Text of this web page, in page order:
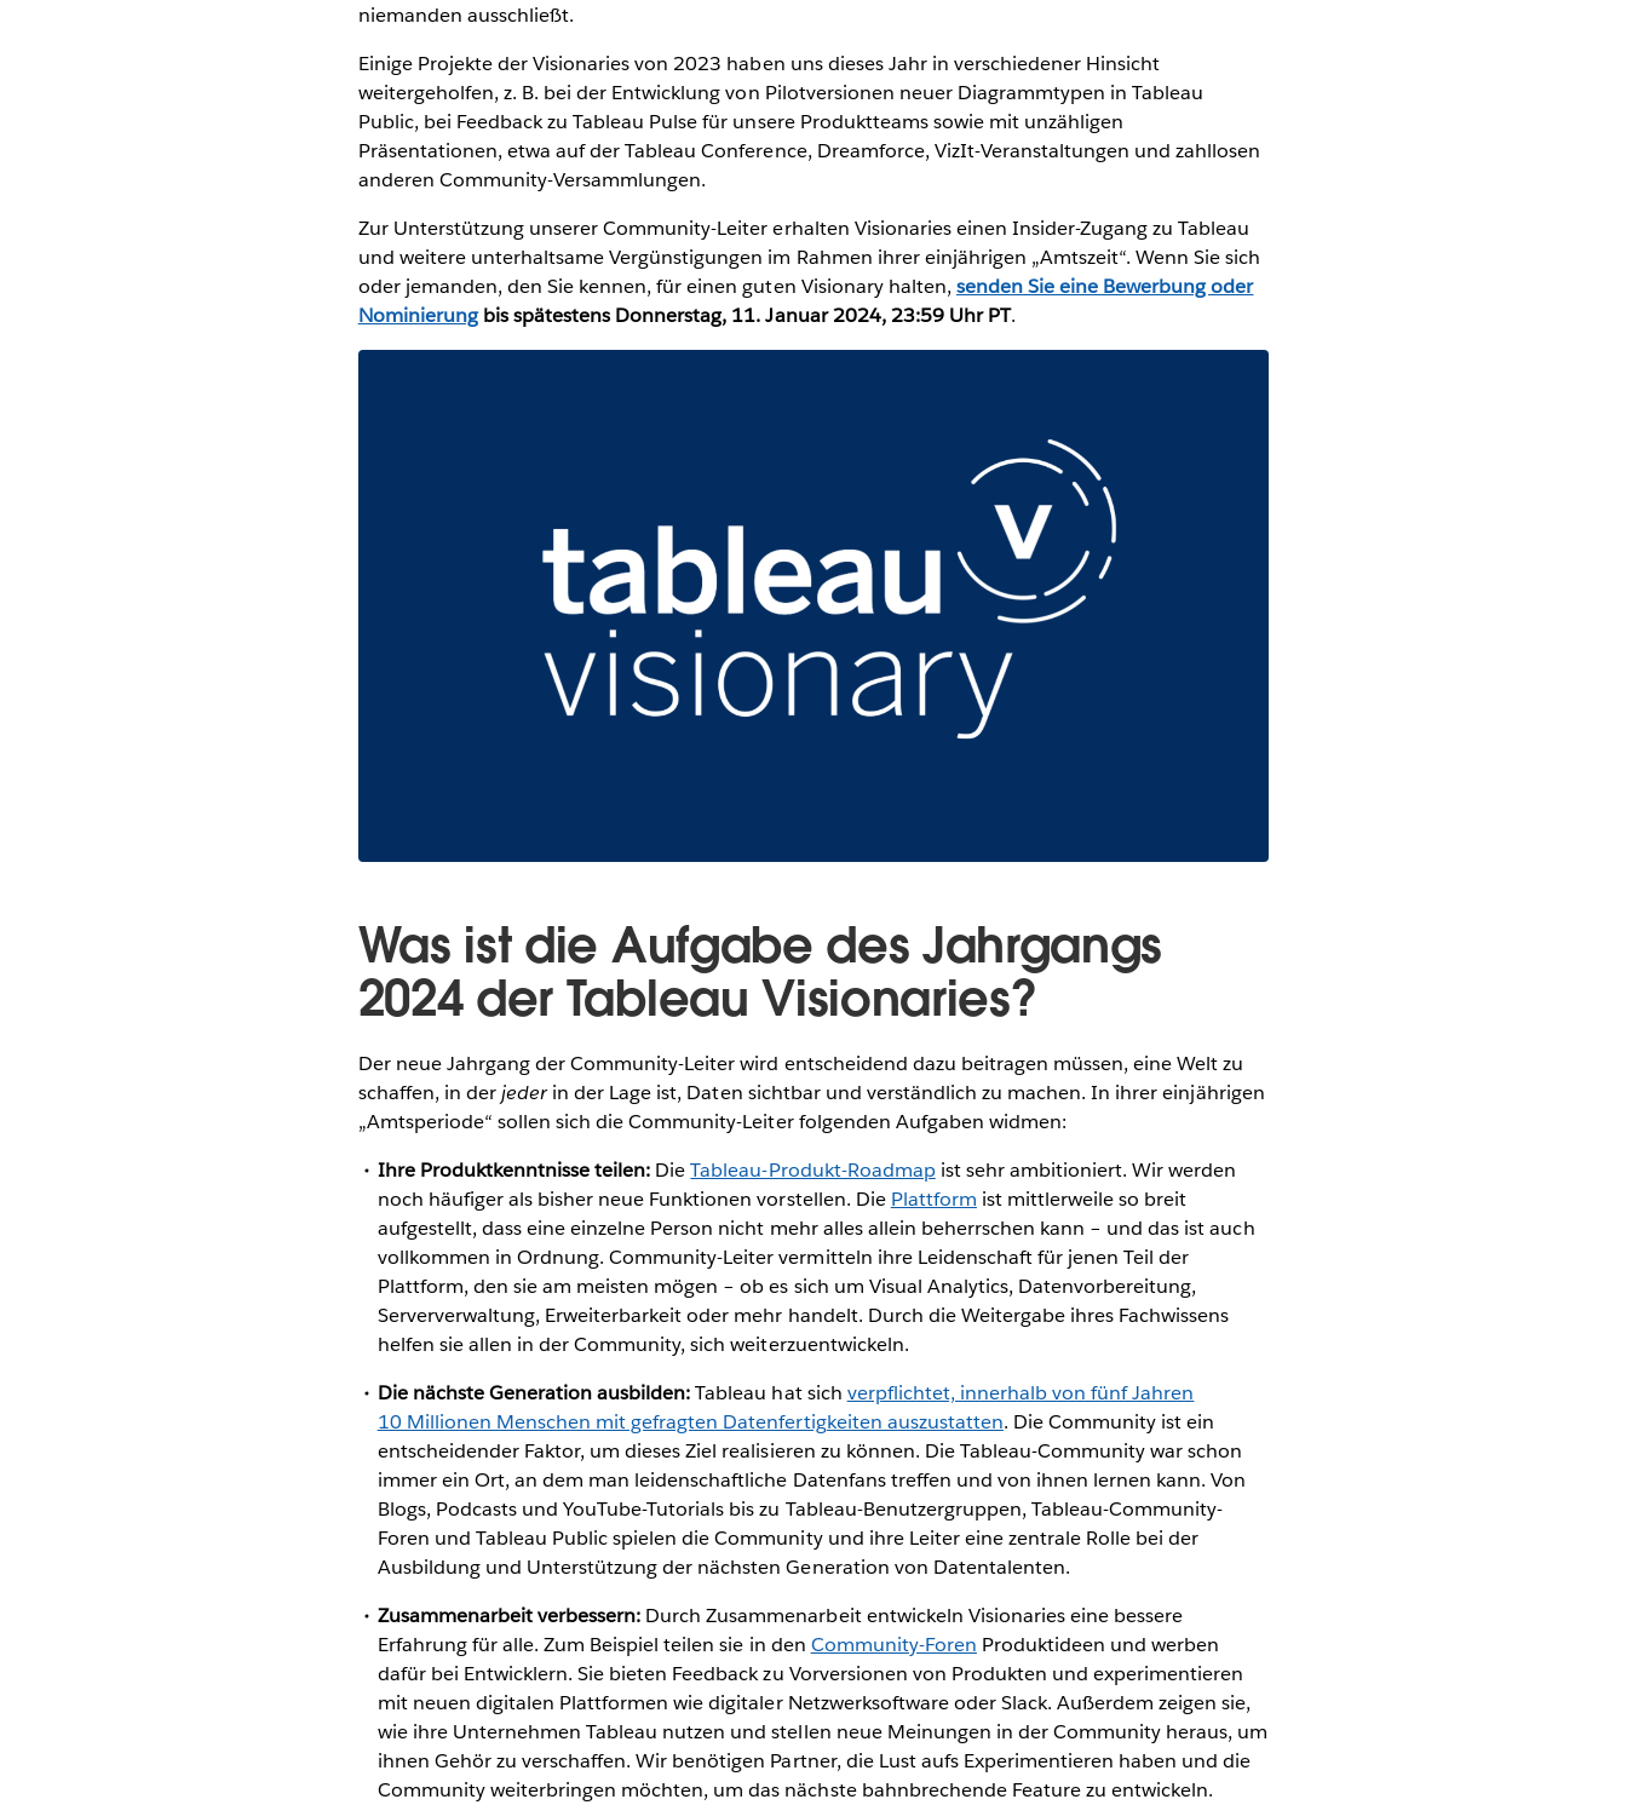
niemanden ausschließt.
Einige Projekte der Visionaries von 2023 haben uns dieses Jahr in verschiedener Hinsicht
weitergeholfen, z. B. bei der Entwicklung von Pilotversionen neuer Diagrammtypen in Tableau
Public, bei Feedback zu Tableau Pulse für unsere Produktteams sowie mit unzähligen
Präsentationen, etwa auf der Tableau Conference, Dreamforce, VizIt-Veranstaltungen und zahllosen
anderen Community-Versammlungen.
Zur Unterstützung unserer Community-Leiter erhalten Visionaries einen Insider-Zugang zu Tableau
und weitere unterhaltsame Vergünstigungen im Rahmen ihrer einjährigen „Amtszeit“. Wenn Sie sich
oder jemanden, den Sie kennen, für einen guten Visionary halten, senden Sie eine Bewerbung oder
Nominierungbis spätestens Donnerstag, 11. Januar 2024, 23:59 Uhr PT.
Was ist die Aufgabe des Jahrgangs
2024 der Tableau Visionaries?
Der neue Jahrgang der Community-Leiter wird entscheidend dazu beitragen müssen, eine Welt zu
schaffen, in derjederin der Lage ist, Daten sichtbar und verständlich zu machen. In ihrer einjährigen
„Amtsperiode“ sollen sich die Community-Leiter folgenden Aufgaben widmen:
Ihre Produktkenntnisse teilen: Die Tableau-Produkt-Roadmapist sehr ambitioniert. Wir werden
noch häufiger als bisher neue Funktionen vorstellen. Die Plattform ist mittlerweile so breit
aufgestellt, dass eine einzelne Person nicht mehr alles allein beherrschen kann – und das ist auch
vollkommen in Ordnung. Community-Leiter vermitteln ihre Leidenschaft für jenen Teil der
Plattform, den sie am meisten mögen – ob es sich um Visual Analytics, Datenvorbereitung,
Serververwaltung, Erweiterbarkeit oder mehr handelt. Durch die Weitergabe ihres Fachwissens
helfen sie allen in der Community, sich weiterzuentwickeln.
Die nächste Generation ausbilden:Tableau hat sich verpflichtet, innerhalb von fünf Jahren
10 Millionen Menschen mit gefragten Datenfertigkeiten auszustatten. Die Community ist ein
entscheidender Faktor, um dieses Ziel realisieren zu können. Die Tableau-Community war schon
immer ein Ort, an dem man leidenschaftliche Datenfans treffen und von ihnen lernen kann. Von
Blogs, Podcasts und YouTube-Tutorials bis zu Tableau-Benutzergruppen, Tableau-Community-
Foren und Tableau Public spielen die Community und ihre Leiter eine zentrale Rolle bei der
Ausbildung und Unterstützung der nächsten Generation von Datentalenten.
Zusammenarbeit verbessern: Durch Zusammenarbeit entwickeln Visionaries eine bessere
Erfahrung für alle. Zum Beispiel teilen sie in den Community-Foren Produktideen und werben
dafür bei Entwicklern. Sie bieten Feedback zu Vorversionen von Produkten und experimentieren
mit neuen digitalen Plattformen wie digitaler Netzwerksoftware oder Slack. Außerdem zeigen sie,
wie ihre Unternehmen Tableau nutzen und stellen neue Meinungen in der Community heraus, um
ihnen Gehör zu verschaffen. Wir benötigen Partner, die Lust aufs Experimentieren haben und die
Community weiterbringen möchten, um das nächste bahnbrechende Feature zu entwickeln.